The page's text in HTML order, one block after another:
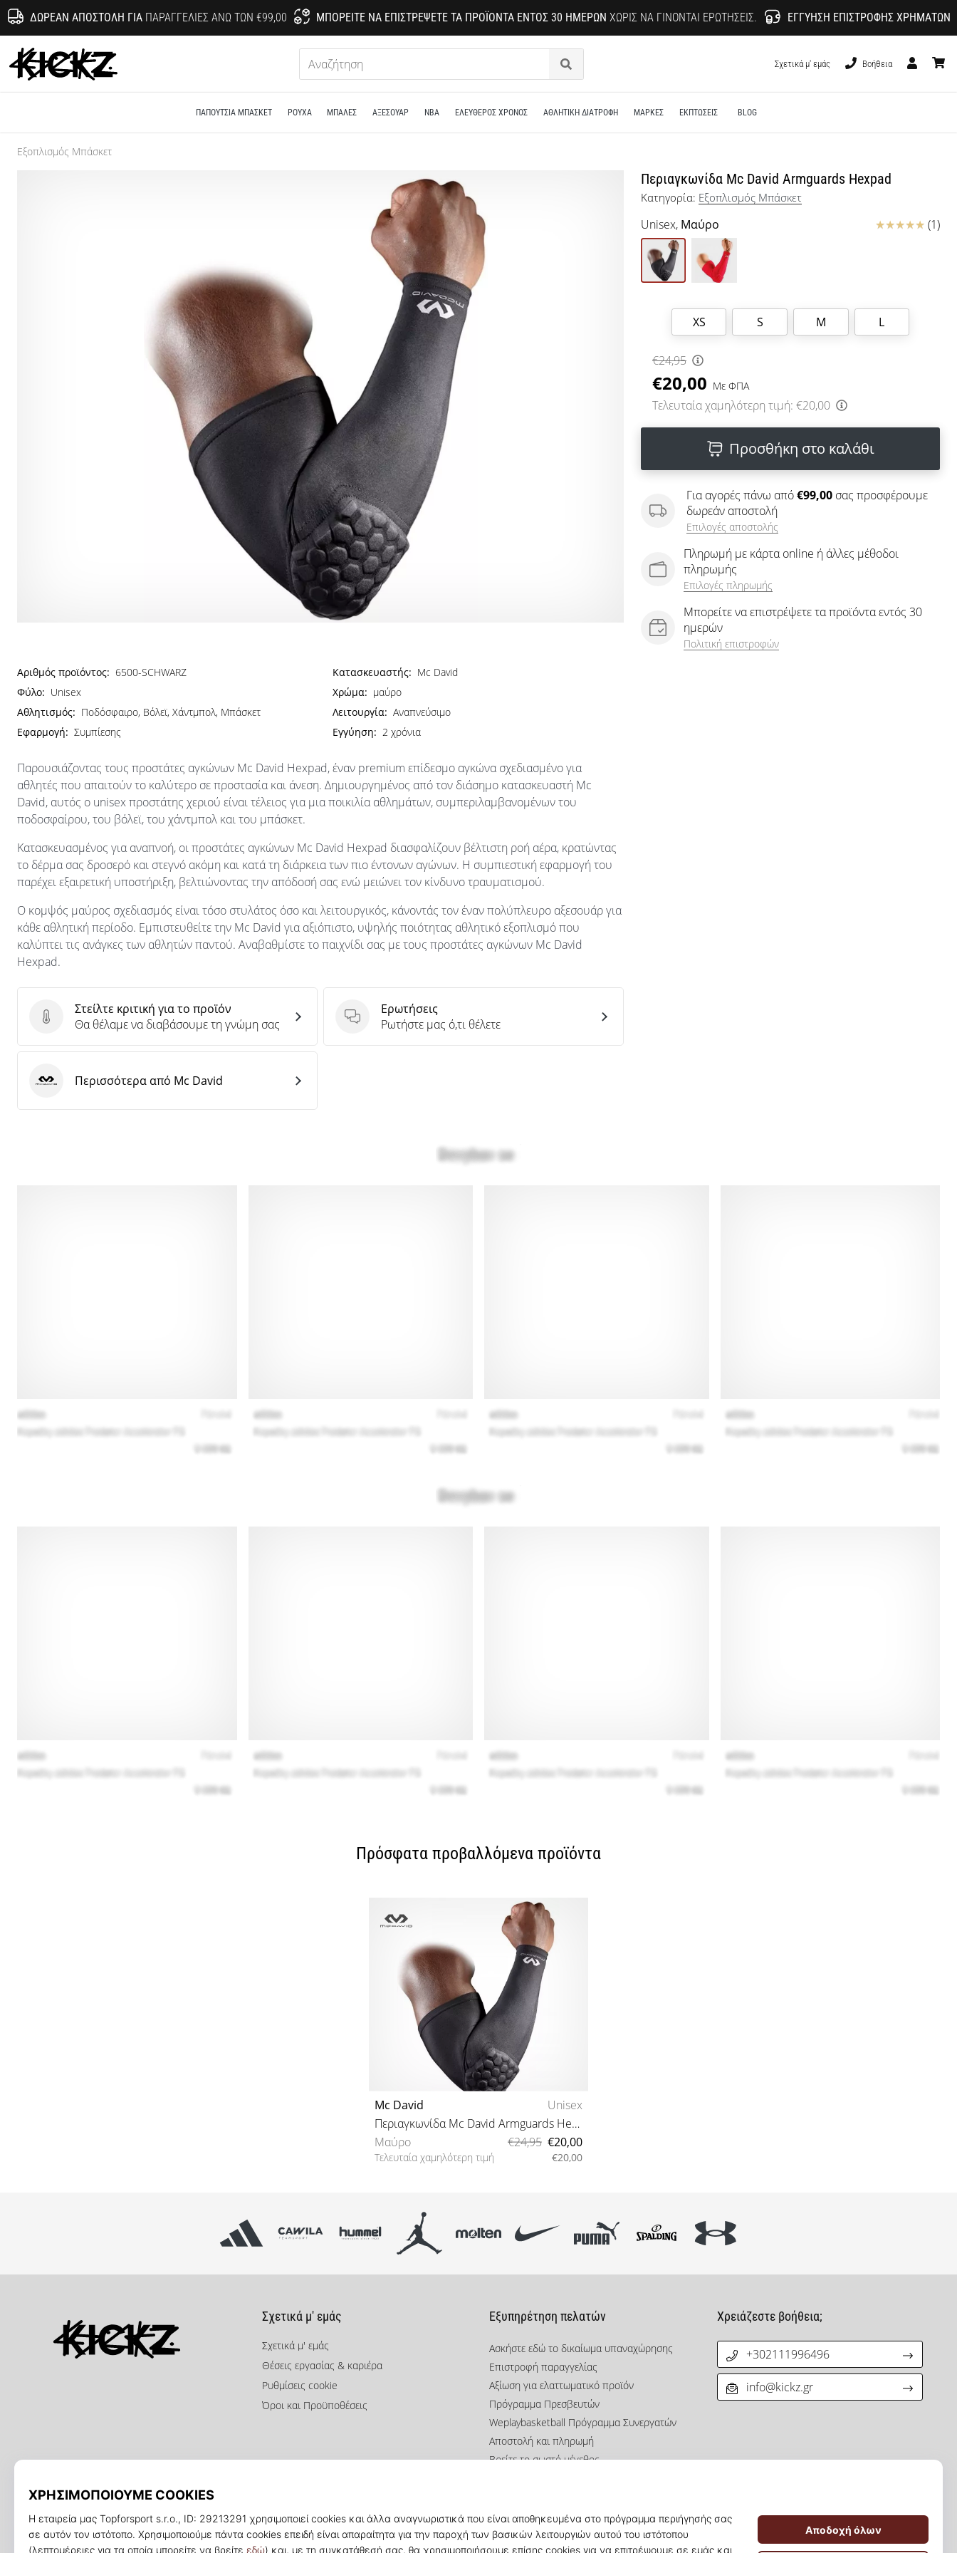
ΔΩΡΕΆΝ ΑΠΟΣΤΟΛΉ ΓΙΑΠΑΡΑΓΓΕΛΊΕΣ ΆΝΩ ΤΩΝ €99,00 ΜΠΟΡΕΊΤΕ ΝΑ ΕΠΙΣΤΡΈΨΕΤΕ ΤΑ ΠΡΟΪΌΝΤΑ ΕΝΤΌΣ 30 ΗΜΕΡΏΝ ΧΩΡΊΣ ΝΑ ΓΊΝΟΝΤΑΙ ΕΡΩΤΉΣΕΙΣ. ΕΓΓΎΗΣΗ ΕΠΙΣΤΡΟΦΉΣ ΧΡΗΜΆΤΩΝ
KICKZ.gr
Αναζήτηση
Σχετικά μ' εμάς
Βοήθεια
ΠΑΠΟΎΤΣΙΑ ΜΠΆΣΚΕΤ ΡΟΎΧΑ ΜΠΑΛΕΣ ΑΞΕΣΟΥΑΡ NBA ΕΛΕΥΘΕΡΟΣ ΧΡΟΝΟΣ ΑΘΛΗΤΙΚΗ ΔΙΑΤΡΟΦΗ ΜΑΡΚΕΣ ΕΚΠΤΩΣΕΙΣ BLOG
Εξοπλισμός Μπάσκετ
Περιαγκωνίδα Mc David Armguards Hexpad
Κατηγορία: Εξοπλισμός Μπάσκετ
Unisex, Μαύρο Κριτικές (1)
XS S M L
€24,95
€20,00 Με ΦΠΑ
Τελευταία χαμηλότερη τιμή: €20,00
Προσθήκη στο καλάθι
Για αγορές πάνω από€99,00 σας προσφέρουμε
δωρεάν αποστολή
Επιλογές αποστολής
Πληρωμή με κάρτα online ή άλλες μέθοδοι
πληρωμής
Επιλογές πληρωμής
Μπορείτε να επιστρέψετε τα προϊόντα εντός 30
ημερών
Πολιτική επιστροφών
Αριθμός προϊόντος: 6500-SCHWARZ Κατασκευαστής: Mc David
Φύλο: Unisex Χρώμα: μαύρο
Αθλητισμός: Ποδόσφαιρο, Βόλεϊ, Χάντμπολ, Μπάσκετ Λειτουργία: Αναπνεύσιμο
Εφαρμογή: Συμπίεσης Εγγύηση: 2 χρόνια
Παρουσιάζοντας τους προστάτες αγκώνων Mc David Hexpad, έναν premium επίδεσμο αγκώνα σχεδιασμένο για
αθλητές που απαιτούν το καλύτερο σε προστασία και άνεση. Δημιουργημένος από τον διάσημο κατασκευαστή Mc
David, αυτός ο unisex προστάτης χεριού είναι τέλειος για μια ποικιλία αθλημάτων, συμπεριλαμβανομένων του
ποδοσφαίρου, του βόλεϊ, του χάντμπολ και του μπάσκετ.
Κατασκευασμένος για αναπνοή, οι προστάτες αγκώνων Mc David Hexpad διασφαλίζουν βέλτιστη ροή αέρα, κρατώντας
το δέρμα σας δροσερό και στεγνό ακόμη και κατά τη διάρκεια των πιο έντονων αγώνων. Η συμπιεστική εφαρμογή του
παρέχει εξαιρετική υποστήριξη, βελτιώνοντας την απόδοσή σας ενώ μειώνει τον κίνδυνο τραυματισμού.
Ο κομψός μαύρος σχεδιασμός είναι τόσο στυλάτος όσο και λειτουργικός, κάνοντάς τον έναν πολύπλευρο αξεσουάρ για
κάθε αθλητική περίοδο. Εμπιστευθείτε την Mc David για αξιόπιστο, υψηλής ποιότητας αθλητικό εξοπλισμό που
καλύπτει τις ανάγκες των αθλητών παντού. Αναβαθμίστε το παιχνίδι σας με τους προστάτες αγκώνων Mc David
Hexpad.
Στείλτε κριτική για το προϊόν
Στείλτε κριτική για το προϊόν
Θα θέλαμε να διαβάσουμε τη γνώμη σας
Ερωτήσεις
Ερωτήσεις
Ρωτήστε μας ό,τι θέλετε
Mc DavidΠερισσότερα από Mc David
Πρόσφατα προβαλλόμενα προϊόντα
Mc David
Unisex
Περιαγκωνίδα Mc David Armguards Hexpad
Μαύρο
€24,95 €20,00
Τελευταία χαμηλότερη τιμή €20,00
Σχετικά μ' εμάς
Σχετικά μ' εμάς
Θέσεις εργασίας & καριέρα
Ρυθμίσεις cookie
Όροι και Προϋποθέσεις
Εξυπηρέτηση πελατών
Ασκήστε εδώ το δικαίωμα υπαναχώρησης
Επιστροφή παραγγελίας
Αξίωση για ελαττωματικό προϊόν
Πρόγραμμα Πρεσβευτών
Weplaybasketball Πρόγραμμα Συνεργατών
Αποστολή και πληρωμή
Βρείτε το σωστό μέγεθος
Πολιτική απορρήτου
Χρειάζεστε βοήθεια;
+302111996496
info@kickz.gr